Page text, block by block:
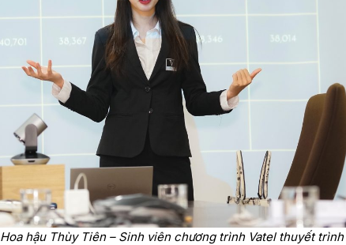
Hoa hậu Thùy Tiên – Sinh viên chương trình Vatel thuyết